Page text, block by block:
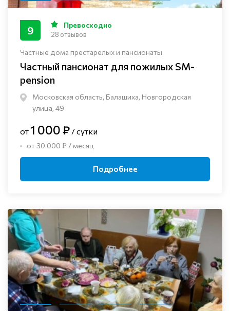
Частные дома престарелых и пансионаты
Частный пансионат для пожилых SM-
pension
Московская область, Балашиха, Новгородская
улица, 49
9 Превосходно
28 отзывов
от1 000 ₽ / сутки
от 30 000 ₽ / месяц
Подробнее